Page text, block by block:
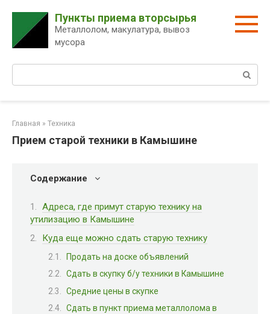
контенту
Пункты приема вторсырья
Металлолом, макулатура, вывоз
мусора
Главная » Техника
Прием старой техники в Камышине
Содержание
Адреса, где примут старую технику на
утилизацию в Камышине
Куда еще можно сдать старую технику
Продать на доске объявлений
Сдать в скупку б/у техники в Камышине
Средние цены в скупке
Сдать в пункт приема металлолома в